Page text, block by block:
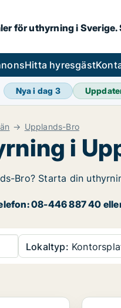
för uthyrning i
Hitta hyresgäst
Nya i dag 3
Upplands-Bro
i
Bro? Starta din
08-446 887 40
Lokaltyp: